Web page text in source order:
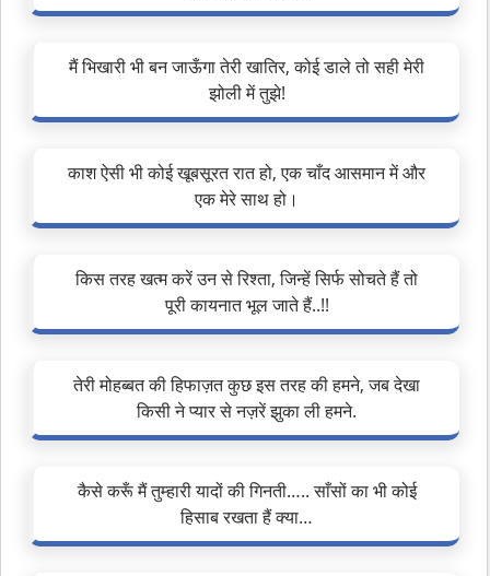
मैं भिखारी भी बन जाऊँगा तेरी खातिर, कोई डाले तो सही मेरी
झोली में तुझे!
काश ऐसी भी कोई खूबसूरत रात हो, एक चाँद आसमान में और
एक मेरे साथ हो।
किस तरह खत्म करें उन से रिश्ता, जिन्हें सिर्फ सोचते हैं तो
पूरी कायनात भूल जाते हैं..!!
तेरी मोहब्बत की हिफाज़त कुछ इस तरह की हमने, जब देखा
किसी ने प्यार से नज़रें झुका ली हमने.
कैसे करूँ मैं तुम्हारी यादों की गिनती….. साँसों का भी कोई
हिसाब रखता हैं क्या…